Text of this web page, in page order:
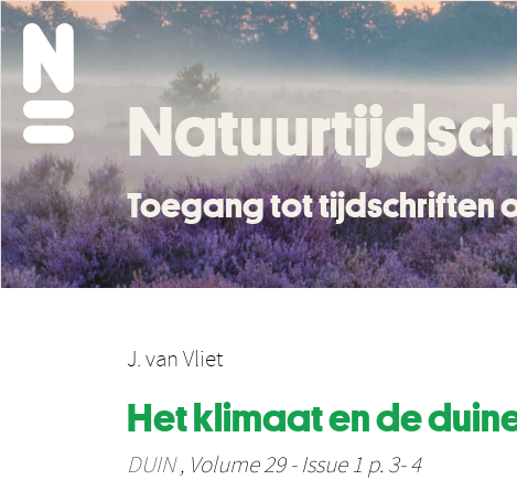
Toegang tot tijdschriften
J. van Vliet
Het klimaat en de
DUIN, Volume 29 - Issue 1 p. 3- 4